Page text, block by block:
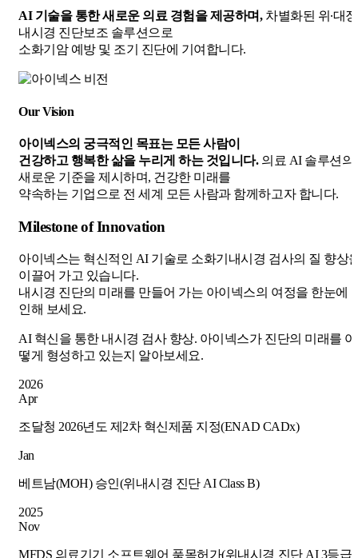
AI 기술을 통한 새로운 의료 경험을 제공하며, 차별화된 위∙대장
내시경 진단보조 솔루션으로
소화기암 예방 및 조기 진단에 기여합니다.
Our Vision
아이넥스의 궁극적인 목표는 모든 사람이
건강하고 행복한 삶을 누리게 하는 것입니다. 의료 AI 솔루션의
새로운 기준을 제시하며, 건강한 미래를
약속하는 기업으로 전 세계 모든 사람과 함께하고자 합니다.
Milestone of Innovation
아이넥스는 혁신적인 AI 기술로 소화기내시경 검사의 질 향상
이끌어 가고 있습니다.
내시경 진단의 미래를 만들어 가는 아이넥스의 여정을 한눈에
인해 보세요.
AI 혁신을 통한 내시경 검사 향상. 아이넥스가 진단의 미래를 어
떻게 형성하고 있는지 알아보세요.
2026
Apr
조달청 2026년도 제2차 혁신제품 지정(ENAD CADx)
Jan
베트남(MOH) 승인(위내시경 진단 AI Class B)
2025
Nov
MFDS 의료기기 소프트웨어 품목허가(위내시경 진단 AI 3등급)